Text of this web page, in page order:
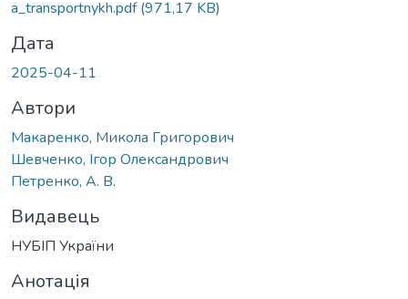
a_transportnykh.pdf(971,17 KB)
Дата
2025-04-11
Автори
Макаренко, Микола Григорович
Шевченко, Ігор Олександрович
Петренко, А. В.
Видавець
НУБІП України
Анотація